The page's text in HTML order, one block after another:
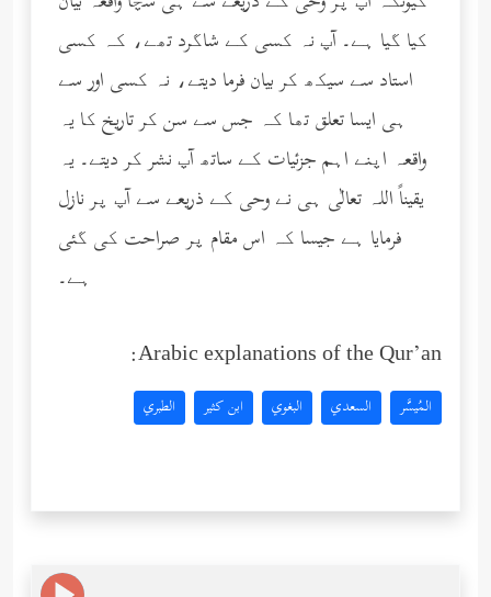
کیا گیا ہے۔ آپ نہ کسی کے شاگرد تھے، کہ کسی
استاد سے سیکھ کر بیان فرما دیتے، نہ کسی اور سے
ہی ایسا تعلق تھا کہ جس سے سن کر تاریخ کا یہ
واقعہ اپنے اہم جزئیات کے ساتھ آپ نشر کر دیتے۔ یہ
یقیناً اللہ تعالٰی ہی نے وحی کے ذریعے سے آپ پر نازل
فرمایا ہے جیسا کہ اس مقام پر صراحت کی گئی
ہے۔
Arabic explanations of the Qur’an:
المُيسَّر السعدي البغوي ابن كثير الطبري